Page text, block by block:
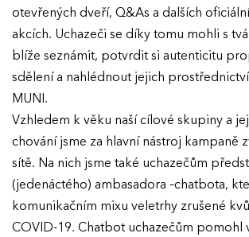
otevřených dveří, Q&As a dalších
akcích. Uchazeči se díky tomu mohli s
blíže seznámit, potvrdit si autenticitu
sdělení a nahlédnout jejich
MUNI.
Vzhledem k věku naší cílové skupiny a
chování jsme za hlavní nástroj kampaně
sítě. Na nich jsme také uchazečům
(jedenáctého) ambasadora –chatbota,
komunikačním mixu veletrhy zrušené
COVID-19. Chatbot uchazečům pomohl